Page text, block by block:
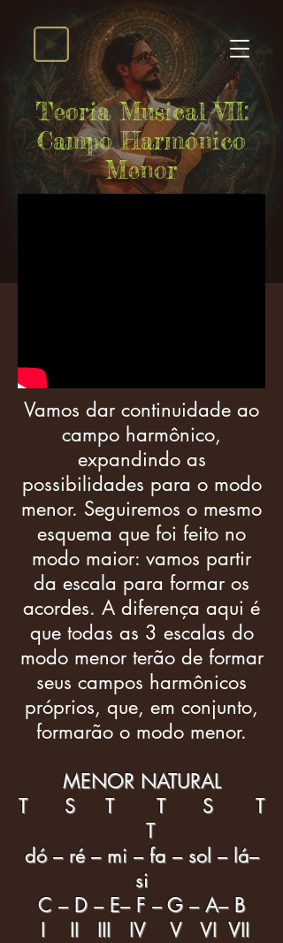
Teoria Musical VII:
Campo Harmônico
Menor
Vamos dar continuidade ao
campo harmônico,
expandindo as
possibilidades para o modo
menor. Seguiremos o mesmo
esquema que foi feito no
modo maior: vamos partir
da escala para formar os
acordes. A diferença aqui é
que todas as 3 escalas do
modo menor terão de formar
seus campos harmônicos
próprios, que, em conjunto,
formarão o modo menor.
MENOR NATURAL
T S T T S T
T
dó – ré – mi – fa – sol – lá–
si
C – D – E– F – G – A– B
I II III IV V VI VII